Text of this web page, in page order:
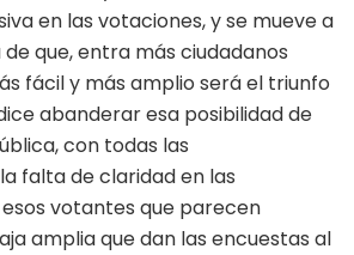
en las votaciones, y se mueve a
que, entra más ciudadanos
fácil y más amplio será el triunfo
abanderar esa posibilidad de
con todas las
falta de claridad en las
votantes que parecen
amplia que dan las encuestas al